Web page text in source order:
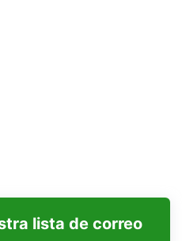
lista de correo